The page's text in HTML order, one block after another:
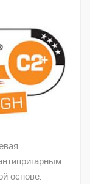
основе.